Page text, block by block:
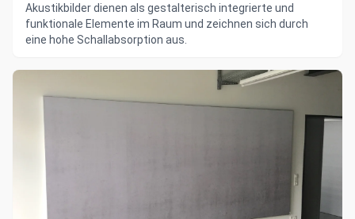
Akustikbilder dienen als gestalterisch integrierte und
funktionale Elemente im Raum und zeichnen sich durch
eine hohe Schallabsorption aus.